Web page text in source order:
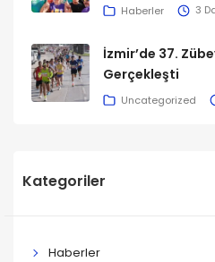
Haberler 3
İzmir’de 37.
Gerçekleşti
Uncategorized
Kategoriler
Haberler